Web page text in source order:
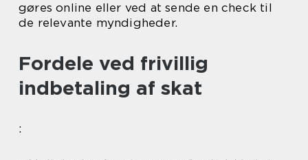
gøres online eller ved at sende en check til
de relevante myndigheder.
Fordele ved frivillig
indbetaling af skat
: